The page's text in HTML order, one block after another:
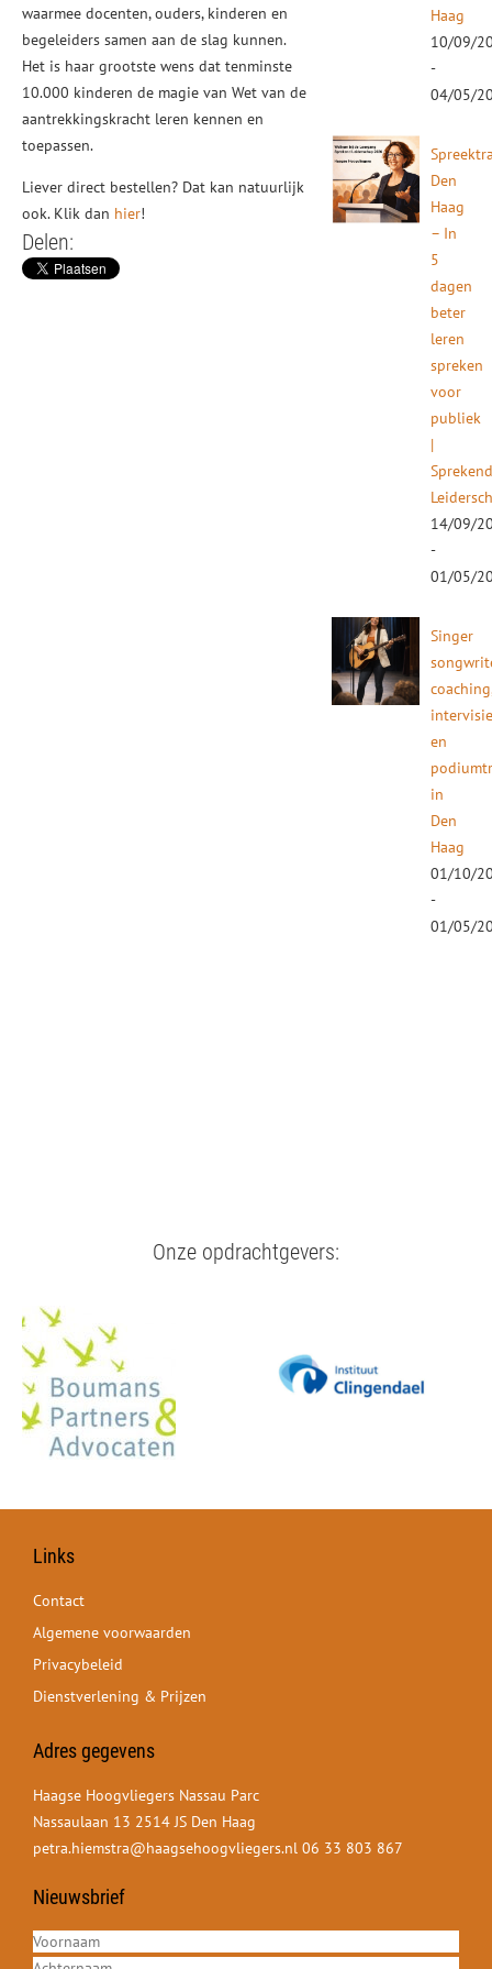
waarmee docenten, ouders, kinderen en
begeleiders samen aan de slag kunnen.
Het is haar grootste wens dat tenminste
10.000 kinderen de magie van Wet van de
aantrekkingskracht leren kennen en
toepassen.
Liever direct bestellen? Dat kan natuurlijk
ook. Klik dan hier!
Delen:
Haag
10/09/
-
04/05/
Den
Haag
– In
5
dagen
beter
leren
spreken
voor
publiek
|
14/09/
-
01/05/
Singer
en
in
Den
Haag
01/10/
-
01/05/
Onze opdrachtgevers:
Links
Contact
Algemene voorwaarden
Privacybeleid
Dienstverlening & Prijzen
Adres gegevens
Haagse Hoogvliegers Nassau Parc
Nassaulaan 13 2514 JS Den Haag
petra.hiemstra@haagsehoogvliegers.nl 06 33 803 867
Nieuwsbrief